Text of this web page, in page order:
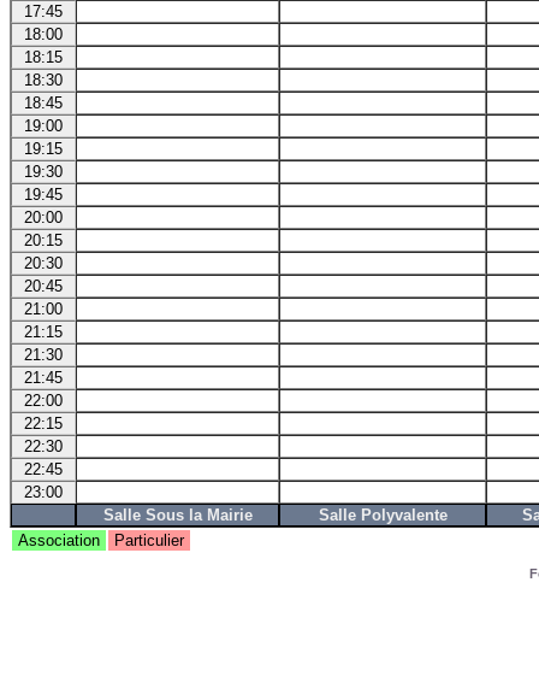
17:45
18:00
18:15
18:30
18:45
19:00
19:15
19:30
19:45
20:00
20:15
20:30
20:45
21:00
21:15
21:30
21:45
22:00
22:15
22:30
22:45
23:00
Salle Sous la Mairie
Salle Polyvalente
Association
Particulier